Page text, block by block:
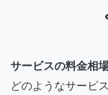
サービスの料金相
どのようなサービ